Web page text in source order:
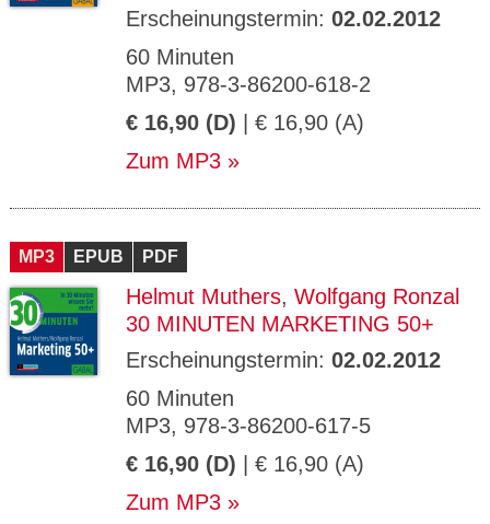
Erscheinungstermin: 02.02.2012
60 Minuten
MP3, 978-3-86200-618-2
€ 16,90 (D) | € 16,90 (A)
Zum MP3
MP3 EPUB PDF
Helmut Muthers, Wolfgang Ronzal
30 MINUTEN MARKETING 50+
Erscheinungstermin: 02.02.2012
60 Minuten
MP3, 978-3-86200-617-5
€ 16,90 (D) | € 16,90 (A)
Zum MP3